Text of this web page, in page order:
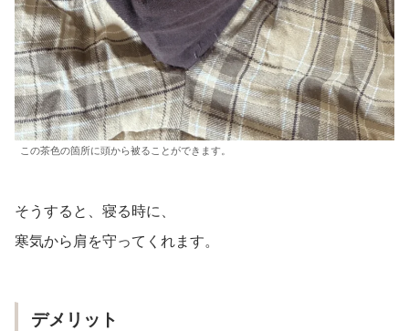
この茶色の箇所に頭から被ることができます。
そうすると、寝る時に、
寒気から肩を守ってくれます。
デメリット